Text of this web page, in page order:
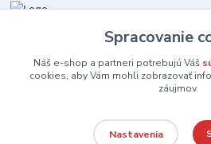
(Po-Pia 8-16:30 hod., So 8:30-11:30)
Spracovanie
Náš e-shop a partneri potrebujú Váš
cookies, aby Vám mohli zobrazovať
záujmov.
Nastavenia